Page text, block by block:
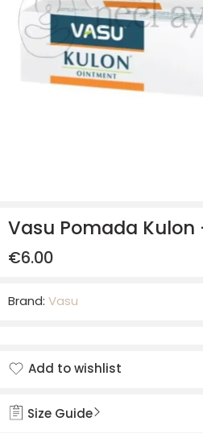
Vasu Pomada Kulon
€6.00
Brand: Vasu
Add to wishlist
Size Guide